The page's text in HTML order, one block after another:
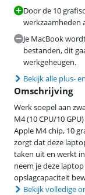
Door de 10
werkzaamheden
Je MacBook
bestanden, dit
werkgeheugen.
Bekijk alle plus-
Omschrijving
Werk soepel aan
M4 (10 CPU/10
Apple M4 chip, 10
zorgt dat deze
taken uit en werkt
neem je deze
opslagcapaciteit
Bekijk volledige